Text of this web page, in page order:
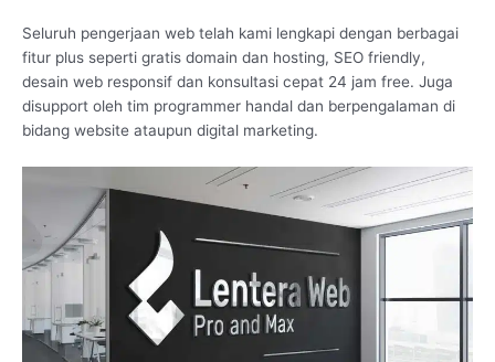
Seluruh pengerjaan web telah kami lengkapi dengan berbagai
fitur plus seperti gratis domain dan hosting, SEO friendly,
desain web responsif dan konsultasi cepat 24 jam free. Juga
disupport oleh tim programmer handal dan berpengalaman di
bidang website ataupun digital marketing.